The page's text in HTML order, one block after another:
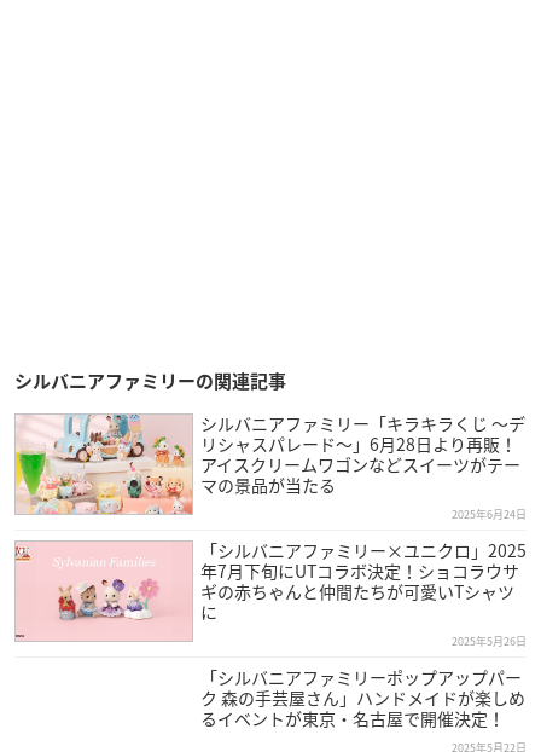
シルバニアファミリーの関連記事
シルバニアファミリー「キラキラくじ ～デ
リシャスパレード～」6月28日より再販！
アイスクリームワゴンなどスイーツがテー
マの景品が当たる
2025年6月24日
「シルバニアファミリー×ユニクロ」2025
年7月下旬にUTコラボ決定！ショコラウサ
ギの赤ちゃんと仲間たちが可愛いTシャツ
に
2025年5月26日
「シルバニアファミリーポップアップパー
ク 森の手芸屋さん」ハンドメイドが楽しめ
るイベントが東京・名古屋で開催決定！
2025年5月22日